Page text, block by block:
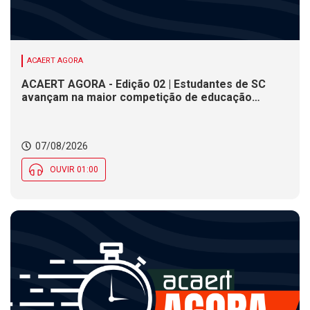
ACAERT AGORA
ACAERT AGORA - Edição 02 | Estudantes de SC
avançam na maior competição de educação
Social nesta sexta (7)
07/08/2026
OUVIR 01:00